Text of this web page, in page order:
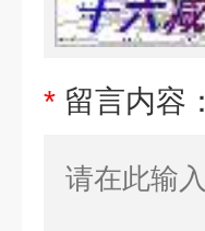
* 留言内容：